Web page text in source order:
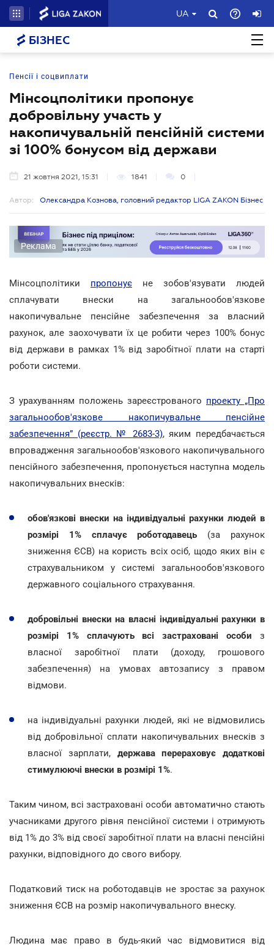
UA
БІЗНЕС
Пенсії і соцвиплати
Мінсоцполітики пропонує
добровільну участь у
накопичувальній пенсійній системи
зі 100% бонусом від держави
21 жовтня 2021, 15:31 1841 0
Автор: Олександра Кознова, головний редактор LIGA ZAKON Бізнес
Реклама
Мінсоцполітики пропонує не зобов'язувати людей
сплачувати внески на загальнообов'язкове
накопичувальне пенсійне забезпечення за власний
рахунок, але заохочувати їх це робити через 100% бонус
від держави в рамках 1% від заробітної плати на старті
роботи системи.
З урахуванням положень зареєстрованого проекту „Про
загальнообов'язкове накопичувальне пенсійне
забезпечення” (реєстр. № 2683-3), яким передбачається
впровадження загальнообов'язкового накопичувального
пенсійного забезпечення, пропонується наступна модель
накопичувальних внесків:
обов'язкові внески на індивідуальні рахунки людей в
розмірі 1% сплачує роботодавець (за рахунок
зниження ЄСВ) на користь всіх осіб, щодо яких він є
страхувальником у системі загальнообов'язкового
державного соціального страхування.
добровільні внески на власні індивідуальні рахунки в
розмірі 1% сплачують всі застраховані особи з
власної заробітної плати (доходу, грошового
забезпечення) на умовах автозапису з правом
відмови.
на індивідуальні рахунки людей, які не відмовились
від добровільної сплати накопичувальних внесків з
власної зарплати, держава перераховує додаткові
стимулюючі внески в розмірі 1%.
Таким чином, всі застраховані особи автоматично стають
учасниками другого рівня пенсійної системи і отримують
від 1% до 3% від своєї заробітної плати на власні пенсійні
рахунки, відповідного до свого вибору.
Податковий тиск на роботодавців не зростає за рахунок
зниження ЄСВ на розмір накопичувального внеску.
Людина має право в будь-який час відмовитися від